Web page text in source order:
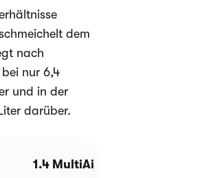
dem
nach
nur 6,4
und in der
darüber.
1.4 MultiAir Turbo